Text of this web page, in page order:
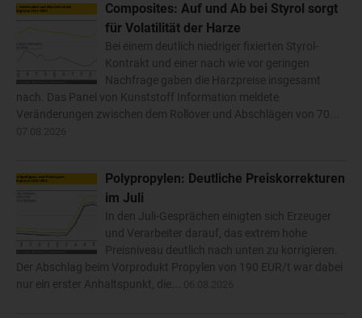
Composites: Auf und Ab bei Styrol sorgt
für Volatilität der Harze
Bei einem deutlich niedriger fixierten Styrol-
Kontrakt und einer nach wie vor geringen
Nachfrage gaben die Harzpreise insgesamt
nach. Das Panel von Kunststoff Information meldete
Veränderungen zwischen dem Rollover und Abschlägen von 70...
Polypropylen: Deutliche Preiskorrekturen
im Juli
In den Juli-Gesprächen einigten sich Erzeuger
und Verarbeiter darauf, das extrem hohe
Preisniveau deutlich nach unten zu korrigieren.
Der Abschlag beim Vorprodukt Propylen von 190 EUR/t war dabei
nur ein erster Anhaltspunkt, die...